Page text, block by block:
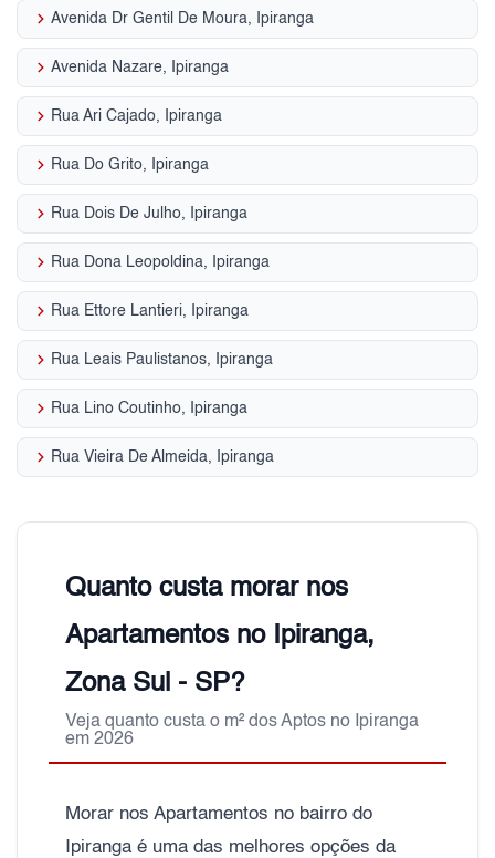
keyboard_arrow_right Avenida Dr Gentil De Moura, Ipiranga
keyboard_arrow_right Avenida Nazare, Ipiranga
keyboard_arrow_right Rua Ari Cajado, Ipiranga
keyboard_arrow_right Rua Do Grito, Ipiranga
keyboard_arrow_right Rua Dois De Julho, Ipiranga
keyboard_arrow_right Rua Dona Leopoldina, Ipiranga
keyboard_arrow_right Rua Ettore Lantieri, Ipiranga
keyboard_arrow_right Rua Leais Paulistanos, Ipiranga
keyboard_arrow_right Rua Lino Coutinho, Ipiranga
keyboard_arrow_right Rua Vieira De Almeida, Ipiranga
Quanto custa morar nos
Apartamentos no Ipiranga,
Zona Sul - SP?
Veja quanto custa o m² dos Aptos no Ipiranga
em 2026
Morar nos Apartamentos no bairro do
Ipiranga é uma das melhores opções da